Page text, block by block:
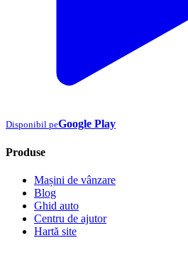
Disponibil peGoogle Play
Produse
Mașini de vânzare
Blog
Ghid auto
Centru de ajutor
Hartă site